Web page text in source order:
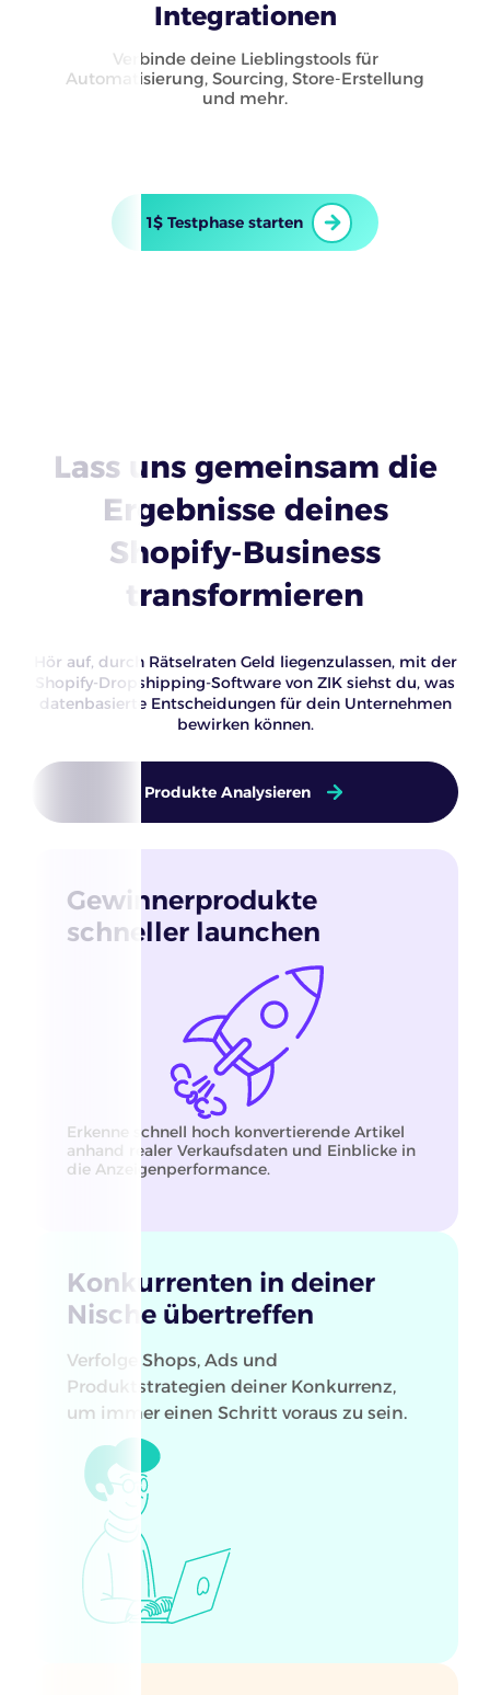
Integrationen
Verbinde deine Lieblingstools für
Automatisierung, Sourcing, Store-Erstellung
und mehr.
1$ Testphase starten
Lass uns gemeinsam die
Ergebnisse deines
Shopify-Business
transformieren
Hör auf, durch Rätselraten Geld liegenzulassen, mit der
Shopify-Dropshipping-Software von ZIK siehst du, was
datenbasierte Entscheidungen für dein Unternehmen
bewirken können.
Produkte Analysieren
Gewinnerprodukte
schneller launchen
Erkenne schnell hoch konvertierende Artikel
anhand realer Verkaufsdaten und Einblicke in
die Anzeigenperformance.
Konkurrenten in deiner
Nische übertreffen
Verfolge Shops, Ads und
Produktstrategien deiner Konkurrenz,
um immer einen Schritt voraus zu sein.